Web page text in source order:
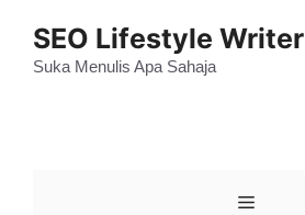
content
SEO Lifestyle Writer
Suka Menulis Apa Sahaja
Menu